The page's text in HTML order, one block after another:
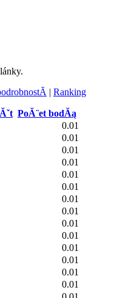
| Ranking
PoĂ¨et bodĂą
0.01
0.01
0.01
0.01
0.01
0.01
0.01
0.01
0.01
0.01
0.01
0.01
0.01
0.01